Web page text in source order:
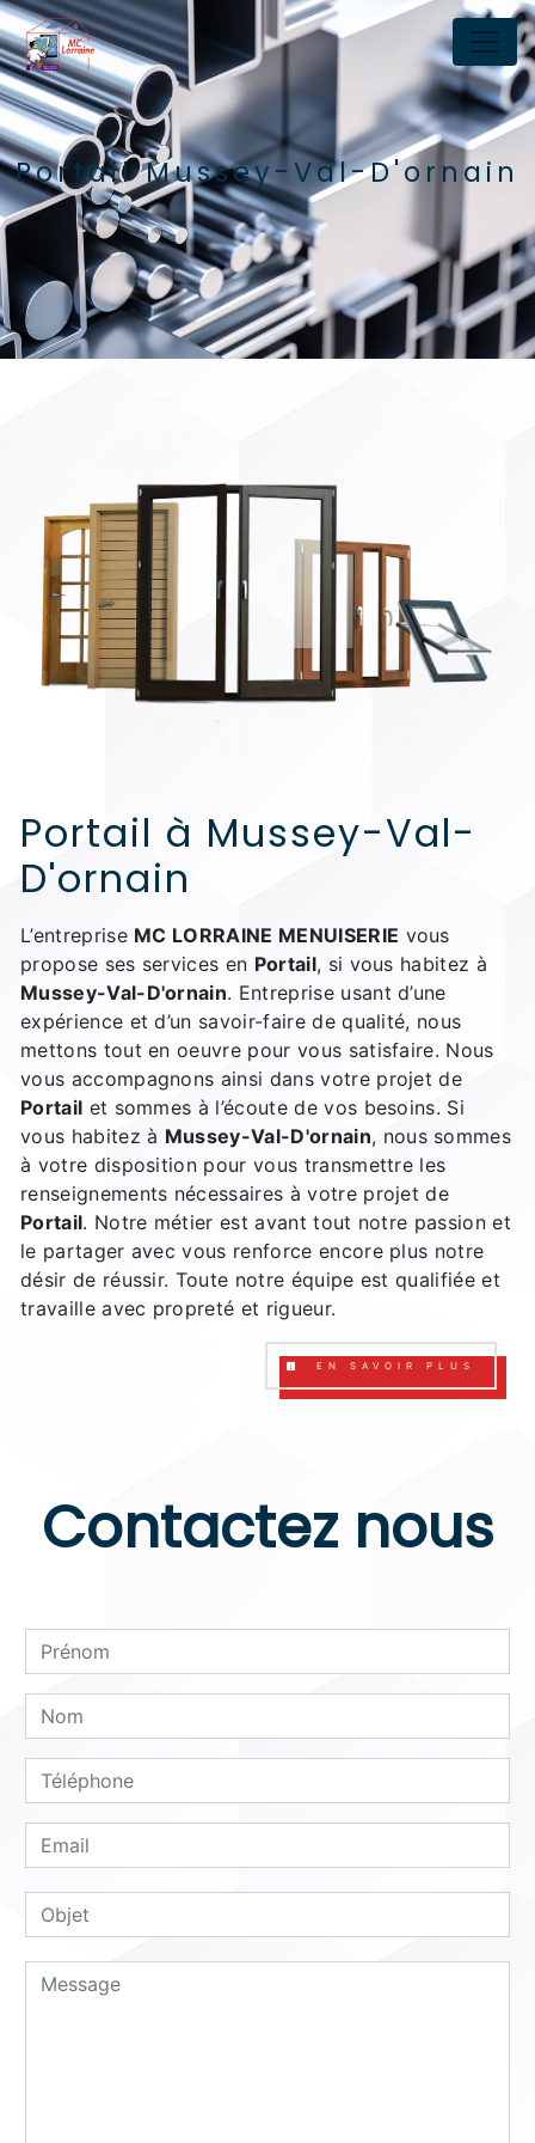
Panneau de gestion des cookies
Portail Mussey-Val-D'ornain
Portail à Mussey-Val-
D'ornain
L’entreprise MC LORRAINE MENUISERIE vous
propose ses services en Portail, si vous habitez à
Mussey-Val-D'ornain. Entreprise usant d’une
expérience et d’un savoir-faire de qualité, nous
mettons tout en oeuvre pour vous satisfaire. Nous
vous accompagnons ainsi dans votre projet de
Portail et sommes à l’écoute de vos besoins. Si
vous habitez à Mussey-Val-D'ornain, nous sommes
à votre disposition pour vous transmettre les
renseignements nécessaires à votre projet de
Portail. Notre métier est avant tout notre passion et
le partager avec vous renforce encore plus notre
désir de réussir. Toute notre équipe est qualifiée et
travaille avec propreté et rigueur.
EN SAVOIR PLUS
Contactez nous